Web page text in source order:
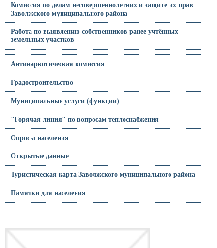
Комиссия по делам несовершеннолетних и защите их прав
Заволжского муниципального района
Работа по выявлению собственников ранее учтённых
земельных участков
Антинаркотическая комиссия
Градостроительство
Муниципальные услуги (функции)
"Горячая линия" по вопросам теплоснабжения
Опросы населения
Открытые данные
Туристическая карта Заволжского муниципального района
Памятки для населения